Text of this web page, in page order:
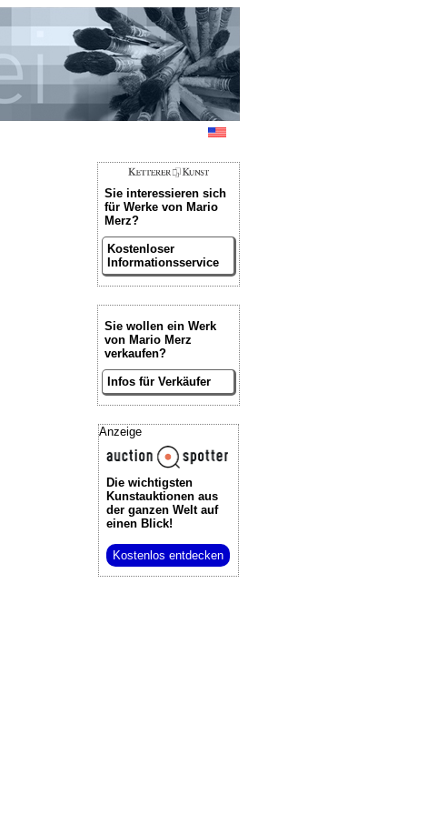
Sie interessieren sich
für Werke von Mario
Merz?
Kostenloser
Informationsservice
Sie wollen ein Werk
von Mario Merz
verkaufen?
Infos für Verkäufer
Anzeige
Die wichtigsten
Kunstauktionen aus
der ganzen Welt auf
einen Blick!
Kostenlos entdecken